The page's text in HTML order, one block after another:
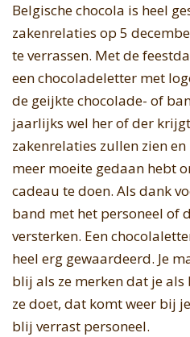
Belgische chocola is heel
zakenrelaties op 5
te verrassen. Met de
een chocoladeletter met
de geijkte chocolade- of
jaarlijks wel her of der
zakenrelaties zullen zien
meer moeite gedaan hebt
cadeau te doen. Als dank
band met het personeel of
versterken. Een
heel erg gewaardeerd. Je
blij als ze merken dat je
ze doet, dat komt weer bij
blij verrast personeel.